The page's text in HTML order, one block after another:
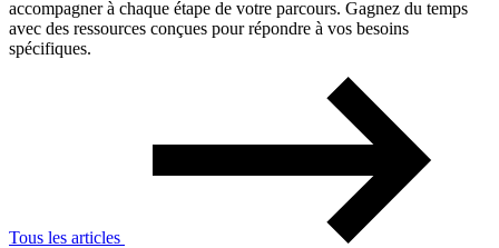
accompagner à chaque étape de votre parcours. Gagnez du temps
avec des ressources conçues pour répondre à vos besoins
spécifiques.
Tous les articles